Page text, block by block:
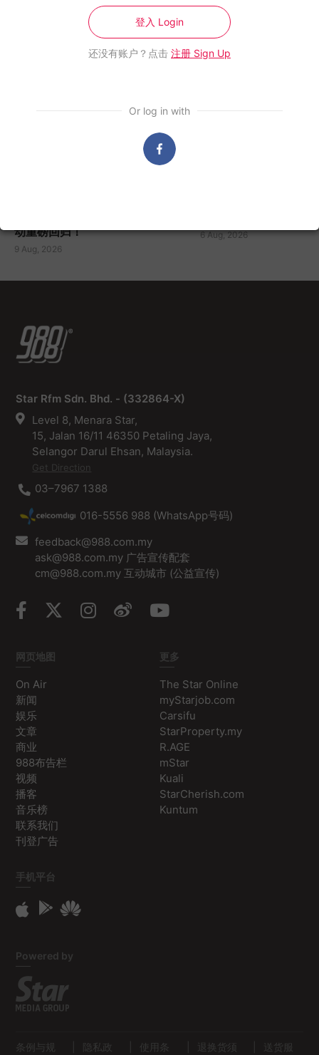
登入 Login
还没有账户？点击 注册 Sign Up
Or log in with
动重磅回归！
9 Aug, 2026
6 Aug, 2026
Star Rfm Sdn. Bhd. - (332864-X)
Level 8, Menara Star,
15, Jalan 16/11 46350 Petaling Jaya,
Selangor Darul Ehsan, Malaysia.
Get Direction
03–7967 1388
016-5556 988 (WhatsApp号码)
feedback@988.com.my
ask@988.com.my 广告宣传配套
cm@988.com.my 互动城市 (公益宣传)
网页地图
On Air
新闻
娱乐
文章
商业
988布告栏
视频
播客
音乐榜
联系我们
刊登广告
更多
The Star Online
myStarjob.com
Carsifu
StarProperty.my
R.AGE
mStar
Kuali
StarCherish.com
Kuntum
手机平台
Powered by
条例与规
隐私政
使用条
退换货须
送货服